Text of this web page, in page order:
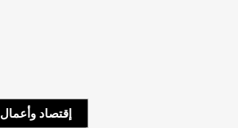
إقتصاد وأعمال